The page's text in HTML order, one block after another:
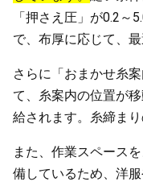
「押さえ圧」が0.2
で、布厚に応じて、
さらに「おまかせ糸
て、糸案内の位置が
給されます。糸締ま
また、作業スペース
備しているため、洋